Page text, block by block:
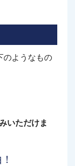
のようなもの
いただけま